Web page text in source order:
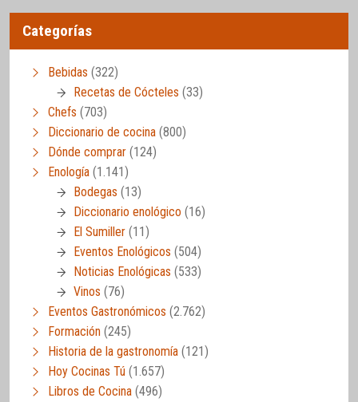
Categorías
Bebidas (322)
Recetas de Cócteles (33)
Chefs (703)
Diccionario de cocina (800)
Dónde comprar (124)
Enología (1.141)
Bodegas (13)
Diccionario enológico (16)
El Sumiller (11)
Eventos Enológicos (504)
Noticias Enológicas (533)
Vinos (76)
Eventos Gastronómicos (2.762)
Formación (245)
Historia de la gastronomía (121)
Hoy Cocinas Tú (1.657)
Libros de Cocina (496)